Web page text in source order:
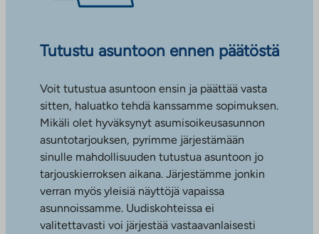
Tutustu asuntoon ennen päätöstä
Voit tutustua asuntoon ensin ja päättää vasta
sitten, haluatko tehdä kanssamme sopimuksen.
Mikäli olet hyväksynyt asumisoikeusasunnon
asuntotarjouksen, pyrimme järjestämään
sinulle mahdollisuuden tutustua asuntoon jo
tarjouskierroksen aikana. Järjestämme jonkin
verran myös yleisiä näyttöjä vapaissa
asunnoissamme. Uudiskohteissa ei
valitettavasti voi järjestää vastaavanlaisesti